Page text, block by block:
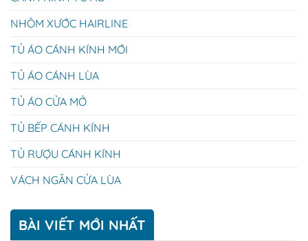
NHÔM XƯỚC HAIRLINE
TỦ ÁO CÁNH KÍNH MỚI
TỦ ÁO CÁNH LÙA
TỦ ÁO CỬA MỞ
TỦ BẾP CÁNH KÍNH
TỦ RƯỢU CÁNH KÍNH
VÁCH NGĂN CỬA LÙA
BÀI VIẾT MỚI NHẤT